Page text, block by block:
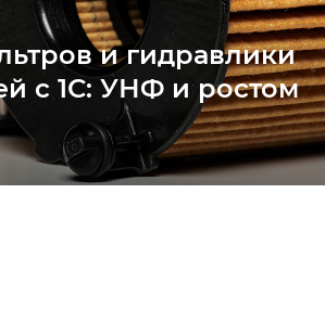
и гидравлики
с 1С: УНФ и ростом